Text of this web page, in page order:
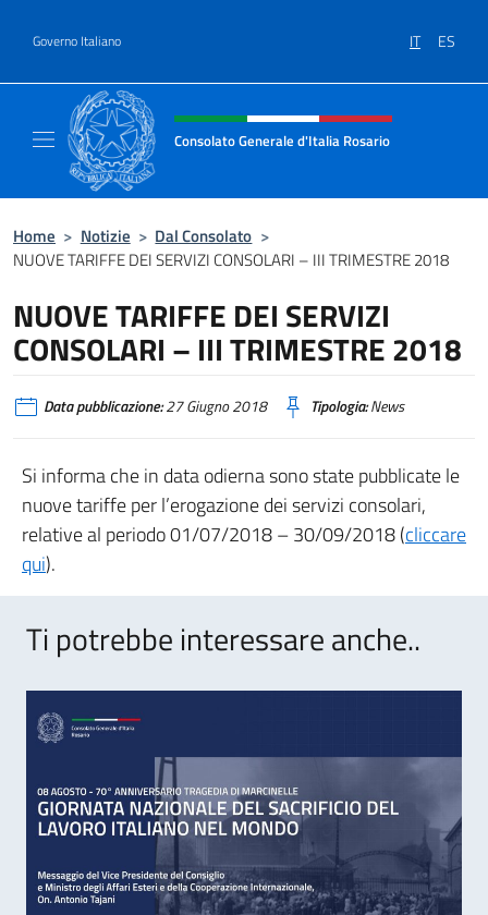
Governo Italiano IT ES
Intestazione sito, social e menù
Consolato Generale d'Italia Rosario
Home > Notizie > Dal Consolato >
NUOVE TARIFFE DEI SERVIZI CONSOLARI – III TRIMESTRE 2018
NUOVE TARIFFE DEI SERVIZI
CONSOLARI – III TRIMESTRE 2018
Data pubblicazione:27 Giugno 2018 Tipologia:News
Si informa che in data odierna sono state pubblicate le
nuove tariffe per l’erogazione dei servizi consolari,
relative al periodo 01/07/2018 – 30/09/2018 (cliccare
qui).
Ti potrebbe interessare anche..